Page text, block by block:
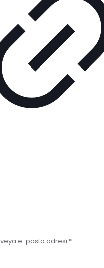
veya e-posta adresi *